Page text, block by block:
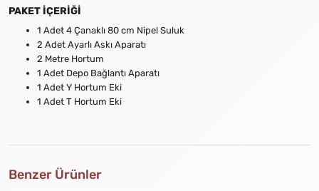
PAKET İÇERİĞİ
1 Adet 4 Çanaklı 80 cm Nipel Suluk
2 Adet Ayarlı Askı Aparatı
2 Metre Hortum
1 Adet Depo Bağlantı Aparatı
1 Adet Y Hortum Eki
1 Adet T Hortum Eki
Benzer Ürünler